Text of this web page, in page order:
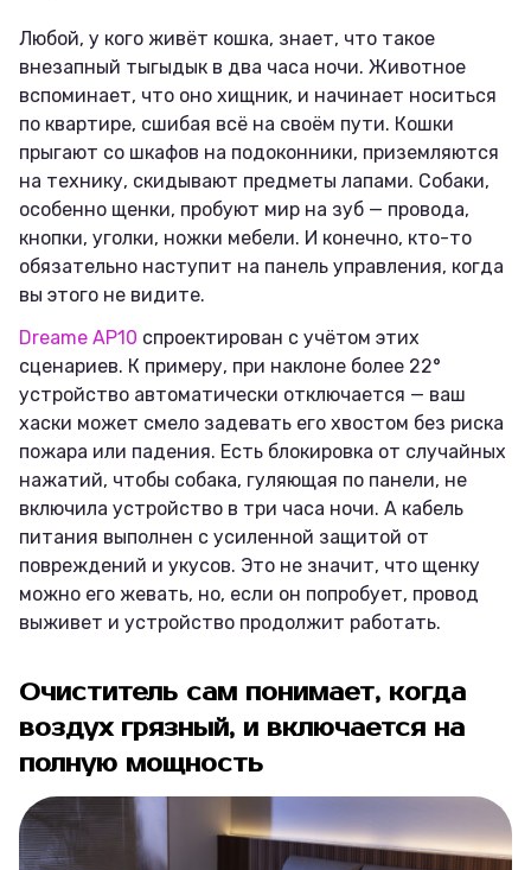
Любой, у кого живёт кошка, знает, что такое
внезапный тыгыдык в два часа ночи. Животное
вспоминает, что оно хищник, и начинает носиться
по квартире, сшибая всё на своём пути. Кошки
прыгают со шкафов на подоконники, приземляются
на технику, скидывают предметы лапами. Собаки,
особенно щенки, пробуют мир на зуб — провода,
кнопки, уголки, ножки мебели. И конечно, кто-то
обязательно наступит на панель управления, когда
вы этого не видите.
Dreame AP10 спроектирован с учётом этих
сценариев. К примеру, при наклоне более 22°
устройство автоматически отключается — ваш
хаски может смело задевать его хвостом без риска
пожара или падения. Есть блокировка от случайных
нажатий, чтобы собака, гуляющая по панели, не
включила устройство в три часа ночи. А кабель
питания выполнен с усиленной защитой от
повреждений и укусов. Это не значит, что щенку
можно его жевать, но, если он попробует, провод
выживет и устройство продолжит работать.
Очиститель сам понимает, когда
воздух грязный, и включается на
полную мощность